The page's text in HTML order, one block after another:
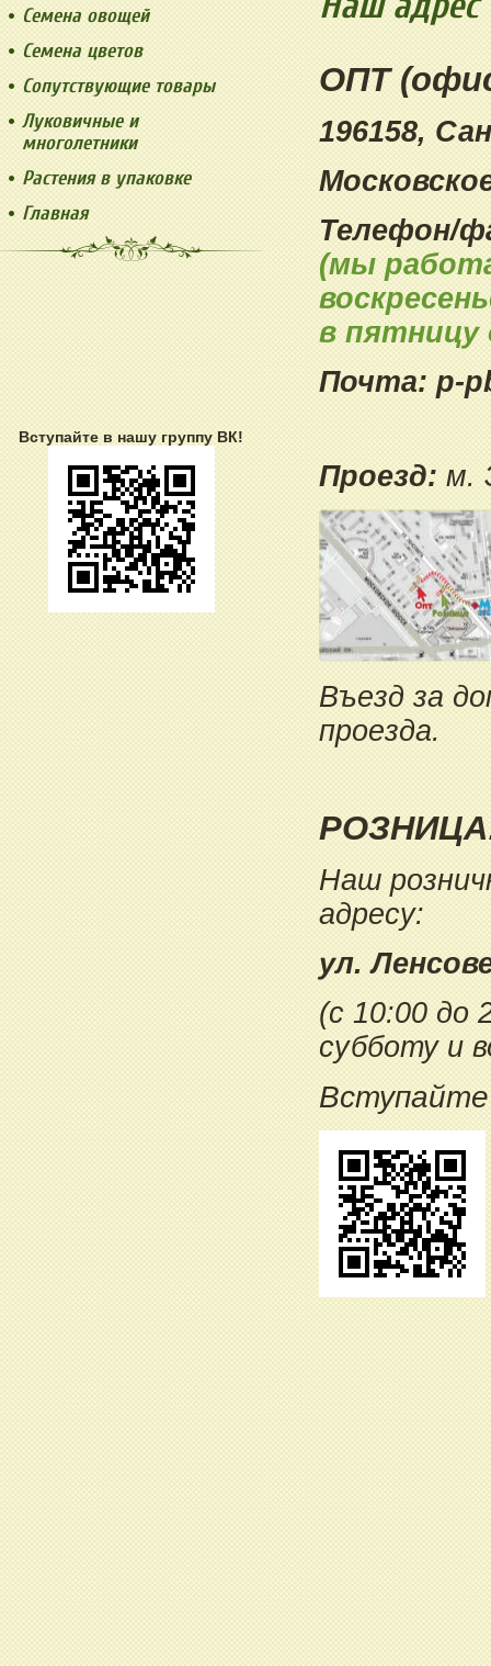
ОПТ
196158,
Телефон/
(мы
в пятницу
Почта: p-
Проезд: м.
Въезд за
проезда.
Наш
адресу:
ул.
(с 10:00 до
субботу и
Семена овощей
Семена цветов
Сопутствующие товары
Луковичные и
многолетники
Растения в упаковке
Главная
Вступайте в нашу группу ВК!